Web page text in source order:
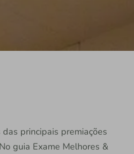
principais premiações
guia Exame Melhores &